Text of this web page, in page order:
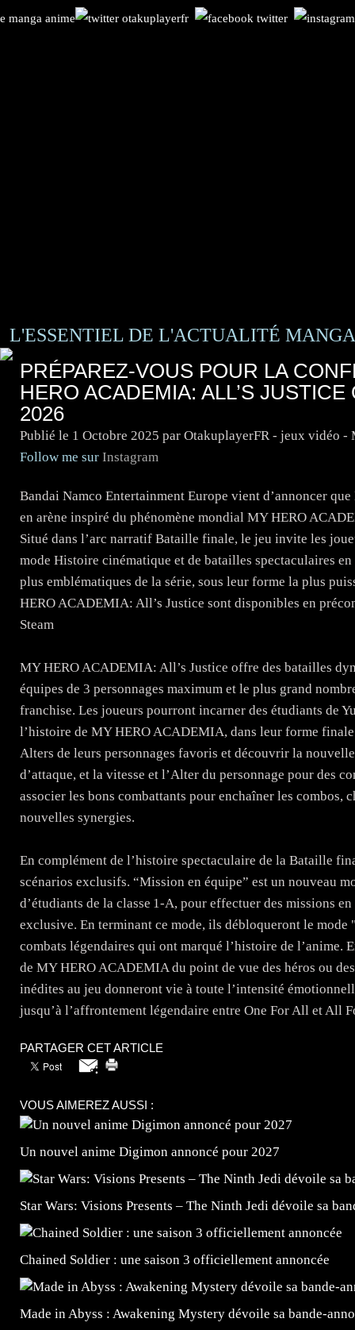
L'ESSENTIEL DE L'ACTUALITÉ
PRÉPAREZ-VOUS POUR LA
HERO ACADEMIA: ALL’S
2026
Publié le 1 Octobre 2025 par OtakuplayerFR - jeux vidéo -
Follow me sur Instagram
Bandai Namco Entertainment Europe vient d’annoncer
en arène inspiré du phénomène mondial MY HERO
Situé dans l’arc narratif Bataille finale, le jeu invite les
mode Histoire cinématique et de batailles spectaculaires
plus emblématiques de la série, sous leur forme la plus
HERO ACADEMIA: All’s Justice sont disponibles en
Steam
MY HERO ACADEMIA: All’s Justice offre des batailles
équipes de 3 personnages maximum et le plus grand
franchise. Les joueurs pourront incarner des étudiants de
l’histoire de MY HERO ACADEMIA, dans leur forme
Alters de leurs personnages favoris et découvrir la
d’attaque, et la vitesse et l’Alter du personnage pour des
associer les bons combattants pour enchaîner les combos,
nouvelles synergies.
En complément de l’histoire spectaculaire de la Bataille
scénarios exclusifs. “Mission en équipe” est un nouveau
d’étudiants de la classe 1-A, pour effectuer des missions
exclusive. En terminant ce mode, ils débloqueront le
combats légendaires qui ont marqué l’histoire de
de MY HERO ACADEMIA du point de vue des héros ou
inédites au jeu donneront vie à toute l’intensité
jusqu’à l’affrontement légendaire entre One For All et All
PARTAGER CET ARTICLE
VOUS AIMEREZ AUSSI :
Un nouvel anime Digimon annoncé pour 2027
Star Wars: Visions Presents – The Ninth Jedi dévoile sa
Chained Soldier : une saison 3 officiellement annoncée
Made in Abyss : Awakening Mystery dévoile sa bande-